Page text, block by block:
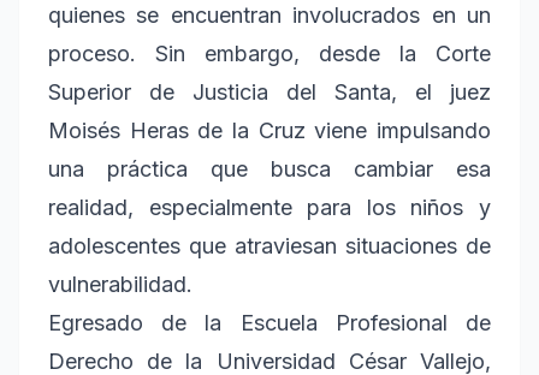
quienes se encuentran involucrados en un
proceso. Sin embargo, desde la Corte
Superior de Justicia del Santa, el juez
Moisés Heras de la Cruz viene impulsando
una práctica que busca cambiar esa
realidad, especialmente para los niños y
adolescentes que atraviesan situaciones de
vulnerabilidad.
Egresado de la Escuela Profesional de
Derecho de la Universidad César Vallejo,